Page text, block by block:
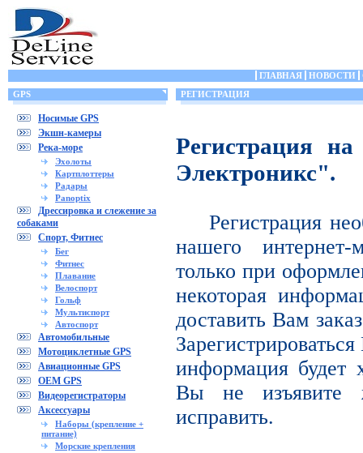
ГЛАВНАЯ НОВОСТИ
GPS
Носимые GPS
Экшн-камеры
Река-море
Эхолоты
Картплоттеры
Радары
Panoptix
Дрессировка и слежение за
собаками
Спорт, Фитнес
Бег
Фитнес
Плавание
Велоспорт
Гольф
Мультиспорт
Автоспорт
Автомобильные
Мотоциклетные GPS
Авиационные GPS
OEM GPS
Видеорегистраторы
Аксессуары
Наборы (крепление +
питание)
Морские крепления
РЕГИСТРАЦИЯ
Регистрация
Электроникс".
Регистрация
нашего интернет-
только при
некоторая
доставить Вам
информация будет
Вы не изъявите
исправить.